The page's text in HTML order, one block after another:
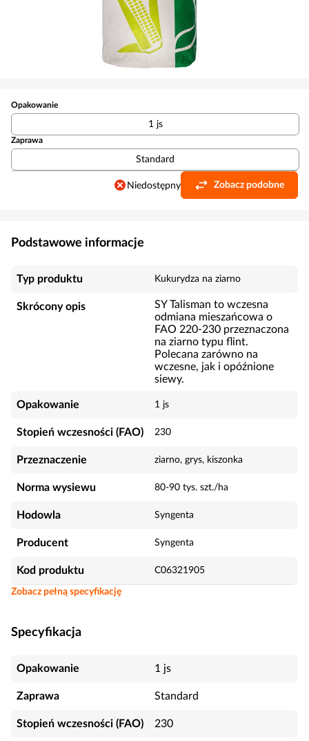
Opakowanie
1 js
Zaprawa
Standard
Niedostępny Zobacz podobne
Podstawowe informacje
Typ produktu Kukurydza na ziarno
Skrócony opis
SY Talisman to wczesna
odmiana mieszańcowa o
FAO 220-230 przeznaczona
na ziarno typu flint.
Polecana zarówno na
wczesne, jak i opóźnione
siewy.
Opakowanie 1 js
Stopień wczesności (FAO) 230
Przeznaczenie ziarno, grys, kiszonka
Norma wysiewu 80-90 tys. szt./ha
Hodowla Syngenta
Producent Syngenta
Kod produktu C06321905
Zobacz pełną specyfikację
Specyfikacja
Opakowanie 1 js
Zaprawa Standard
Stopień wczesności (FAO) 230